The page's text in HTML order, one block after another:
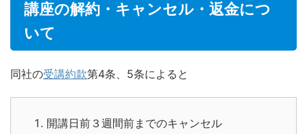
講座の解約・キャンセル・返金につ
いて
同社の受講約款第4条、5条によると
開講日前３週間前までのキャンセル